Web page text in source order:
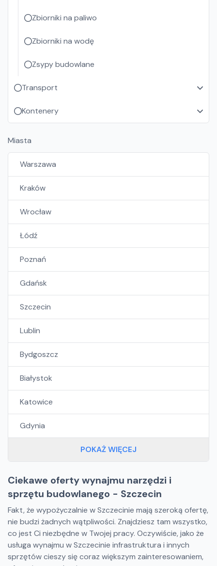
Zbiorniki na paliwo
Zbiorniki na wodę
Zsypy budowlane
Transport
Kontenery
Miasta
Warszawa
Kraków
Wrocław
Łódź
Poznań
Gdańsk
Szczecin
Lublin
Bydgoszcz
Białystok
Katowice
Gdynia
POKAŻ WIĘCEJ
Ciekawe oferty wynajmu narzędzi i
sprzętu budowlanego - Szczecin
Fakt, że wypożyczalnie w Szczecinie mają szeroką ofertę,
nie budzi żadnych wątpliwości. Znajdziesz tam wszystko,
co jest Ci niezbędne w Twojej pracy. Oczywiście, jako że
usługa wynajmu w Szczecinie infrastruktura i innych
sprzętów cieszy się coraz większym zainteresowaniem,